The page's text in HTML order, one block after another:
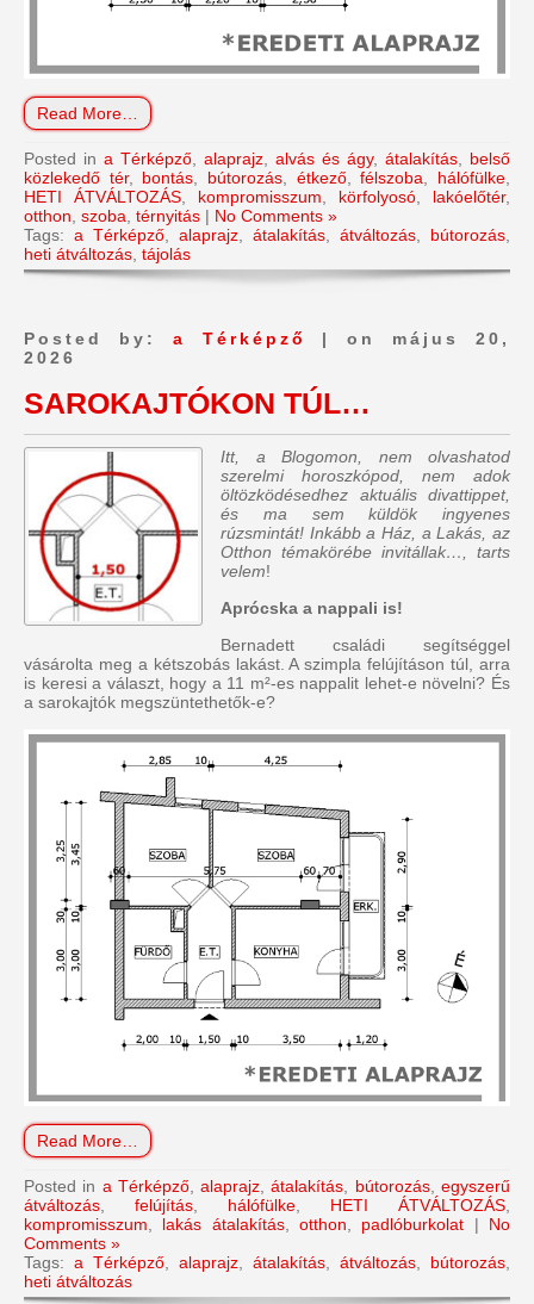
Read More…
Posted in a Térképző, alaprajz, alvás és ágy, átalakítás, belső
közlekedő tér, bontás, bútorozás, étkező,félszoba, hálófülke,
HETI ÁTVÁLTOZÁS, kompromisszum, körfolyosó, lakóelőtér,
otthon, szoba, térnyitás | No Comments »
Tags: a Térképző, alaprajz, átalakítás, átváltozás, bútorozás,
heti átváltozás, tájolás
Posted by: a Térképző
| on május 20,
2026
SAROKAJTÓKON TÚL…
Itt, a Blogomon, nem olvashatod
szerelmi horoszkópod, nem adok
öltözködésedhez aktuális divattippet,
és ma sem küldök ingyenes
rúzsmintát! Inkább a Ház, a Lakás, az
Otthon témakörébe invitállak…, tarts
velem!
Aprócska a nappali is!
Bernadett családi segítséggel
vásárolta meg a kétszobás lakást. A szimpla felújításon túl, arra
is keresi a választ, hogy a 11 m²-es nappalit lehet-e növelni? És
a sarokajtók megszüntethetők-e?
Read More…
Posted in a Térképző,alaprajz ,átalakítás bútorozás,egyszerű
átváltozás
felújítás hálófülke HETI ÁTVÁLTOZÁS
kompromisszum
lakás átalakítás,otthon padlóburkolat | No
Comments »
Tags: a Térképző alaprajz átalakítás átváltozás bútorozás
heti átváltozás